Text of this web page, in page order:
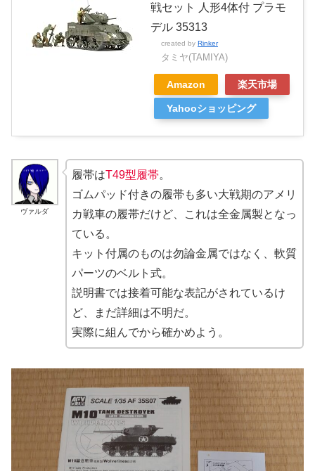
戦セット 人形4体付 プラモ
デル 35313
created by Rinker
タミヤ(TAMIYA)
Amazon 楽天市場
Yahooショッピング
ヴァルダ
履帯はT49型履帯。
ゴムパッド付きの履帯も多い大戦期のアメリ
カ戦車の履帯だけど、これは全金属製となっ
ている。
キット付属のものは勿論金属ではなく、軟質
パーツのベルト式。
説明書では接着可能な表記がされているけ
ど、まだ詳細は不明だ。
実際に組んでから確かめよう。